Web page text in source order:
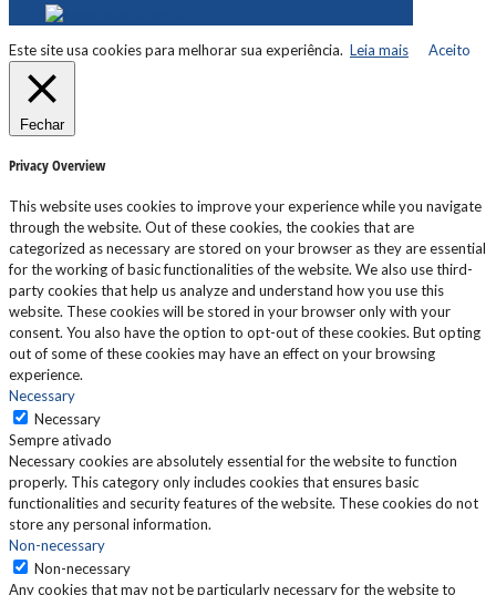
Este site usa cookies para melhorar sua experiência. Leia mais Aceito
Fechar
Privacy Overview
This website uses cookies to improve your experience while you navigate
through the website. Out of these cookies, the cookies that are
categorized as necessary are stored on your browser as they are essential
for the working of basic functionalities of the website. We also use third-
party cookies that help us analyze and understand how you use this
website. These cookies will be stored in your browser only with your
consent. You also have the option to opt-out of these cookies. But opting
out of some of these cookies may have an effect on your browsing
experience.
Necessary
Necessary
Sempre ativado
Necessary cookies are absolutely essential for the website to function
properly. This category only includes cookies that ensures basic
functionalities and security features of the website. These cookies do not
store any personal information.
Non-necessary
Non-necessary
Any cookies that may not be particularly necessary for the website to